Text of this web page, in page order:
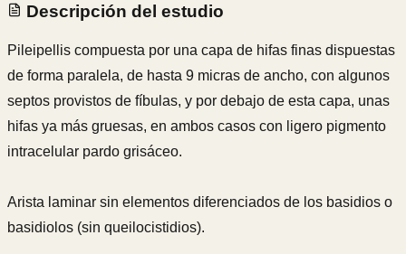
Descripción del estudio
Pileipellis compuesta por una capa de hifas finas dispuestas
de forma paralela, de hasta 9 micras de ancho, con algunos
septos provistos de fíbulas, y por debajo de esta capa, unas
hifas ya más gruesas, en ambos casos con ligero pigmento
intracelular pardo grisáceo.
Arista laminar sin elementos diferenciados de los basidios o
basidiolos (sin queilocistidios).